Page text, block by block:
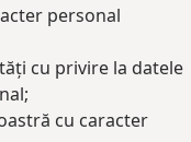
personal
cu privire la datele
cu caracter